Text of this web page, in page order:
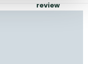
review